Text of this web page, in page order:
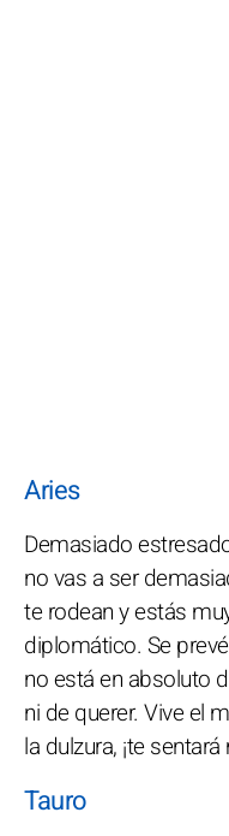
Aries
Demasiado
no vas a ser
te rodean y estás
diplomático. Se
no está en absoluto
ni de querer. Vive el
la dulzura, ¡te
Tauro